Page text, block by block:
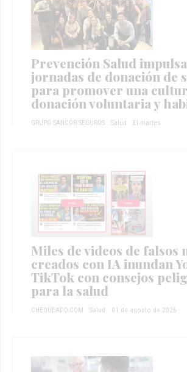
Prevención Salud
jornadas de donación de
para promover una
donación voluntaria y
GRUPO SANCOR SEGUROS Salud El martes
Miles de videos de falsos
creados con IA inundan
TikTok con consejos
para la salud
CHEQUEADO.COM Salud 01 de agosto de 2026